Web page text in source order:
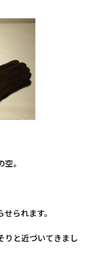
。
られます。
りと近づいてきまし